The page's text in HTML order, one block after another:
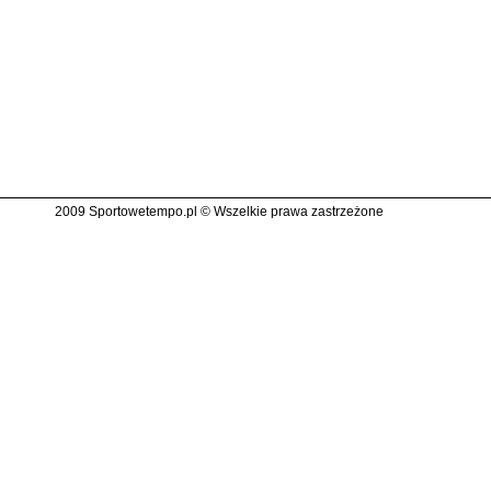
2009 Sportowetempo.pl © Wszelkie prawa zastrzeżone